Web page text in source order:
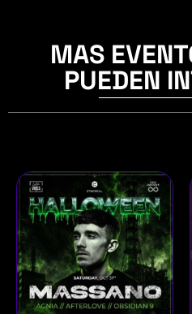
MAS
PUEDEN